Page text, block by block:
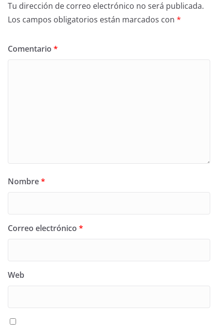
Tu dirección de correo electrónico no será publicada.
Los campos obligatorios están marcados con *
Comentario *
Nombre*
Correo electrónico *
Web